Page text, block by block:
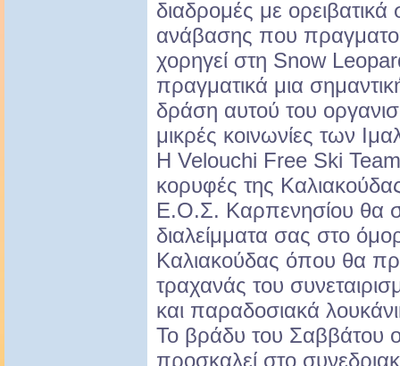
διαδρομές με ορειβατικά
ανάβασης που
χορηγεί στη Snow
πραγματικά μια
δράση αυτού του
μικρές κοινωνίες των
Η Velouchi Free Ski
κορυφές της
Ε.Ο.Σ. Καρπενησίου θα
διαλείμματα σας στο
Καλιακούδας όπου θα
τραχανάς του
και παραδοσιακά
Το βράδυ του Σαββάτου
προσκαλεί στο